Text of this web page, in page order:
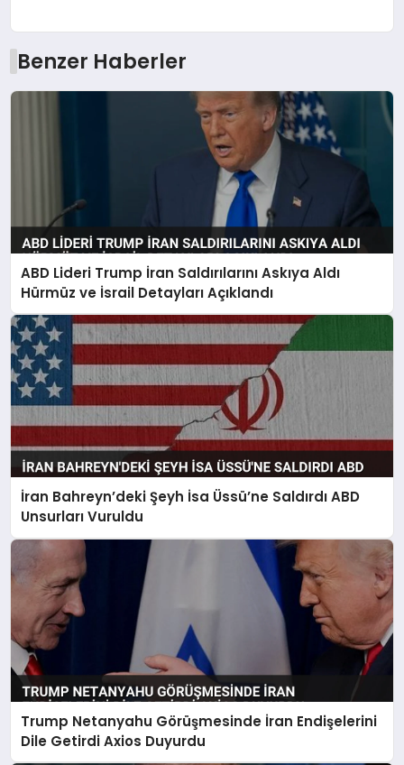
Benzer Haberler
ABD Lideri Trump İran Saldırılarını Askıya Aldı
Hürmüz ve İsrail Detayları Açıklandı
İran Bahreyn’deki Şeyh İsa Üssü’ne Saldırdı ABD
Unsurları Vuruldu
Trump Netanyahu Görüşmesinde İran Endişelerini
Dile Getirdi Axios Duyurdu